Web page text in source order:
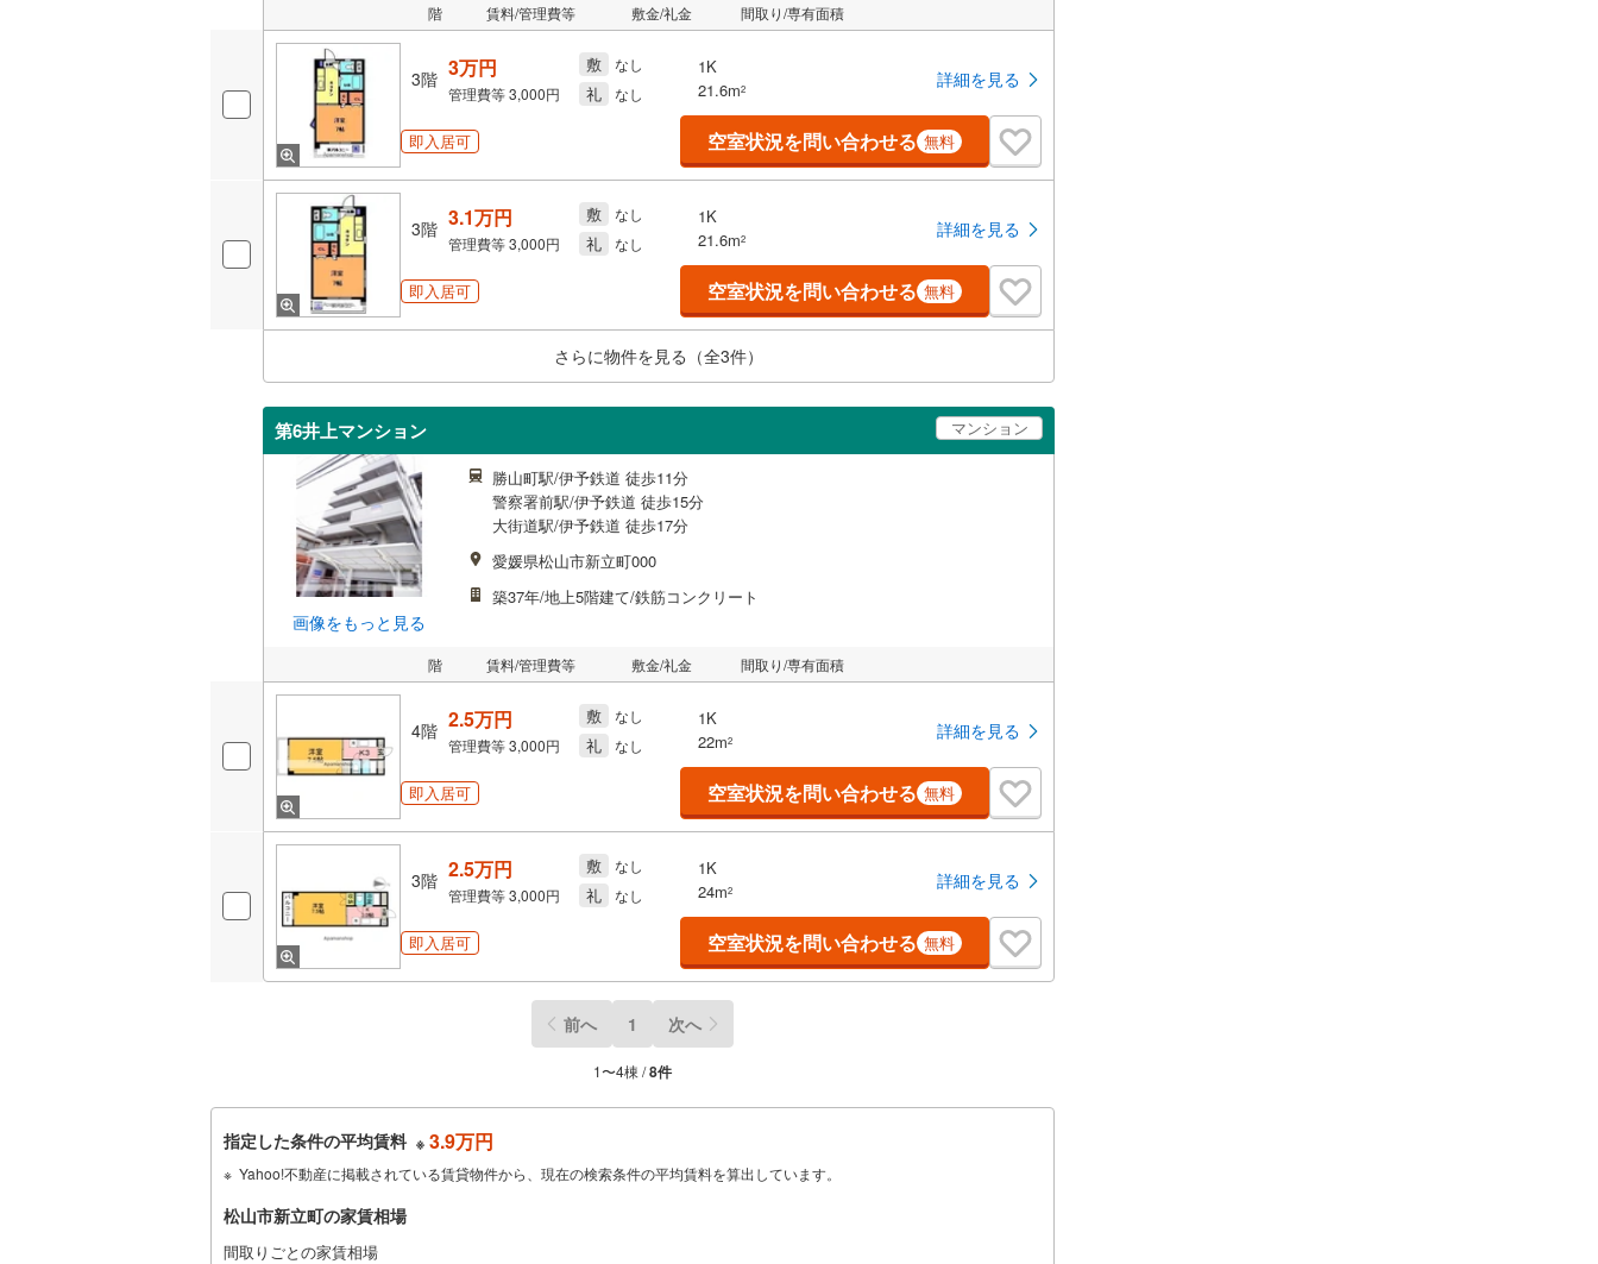
階 賃料/管理費等 敷金/礼金 間取り/専有面積
3階 3万円
管理費等3,000円
敷 なし
礼 なし
1K
21.6m2 詳細を見る
即入居可 空室状況を問い合わせる 無料
3階 3.1万円
管理費等3,000円
敷 なし
礼 なし
1K
21.6m2 詳細を見る
即入居可 空室状況を問い合わせる 無料
さらに物件を見る（全3件）
第6井上マンション マンション
画像をもっと見る
勝山町駅/伊予鉄道 徒歩11分
警察署前駅/伊予鉄道 徒歩15分
大街道駅/伊予鉄道 徒歩17分
愛媛県松山市新立町000
築37年/地上5階建て/鉄筋コンクリート
階 賃料/管理費等 敷金/礼金 間取り/専有面積
4階 2.5万円
管理費等3,000円
敷 なし
礼 なし
1K
22m2 詳細を見る
即入居可 空室状況を問い合わせる 無料
3階 2.5万円
管理費等3,000円
敷 なし
礼 なし
1K
24m2 詳細を見る
即入居可 空室状況を問い合わせる 無料
前へ 1 次へ
1〜4棟 /8件
指定した条件の平均賃料 ※ 3.9万円
Yahoo!不動産に掲載されている賃貸物件から、現在の検索条件の平均賃料を算出しています。
松山市新立町の家賃相場
間取りごとの家賃相場